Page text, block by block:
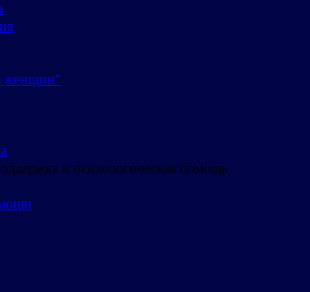
женщин”
и психологическая помощь